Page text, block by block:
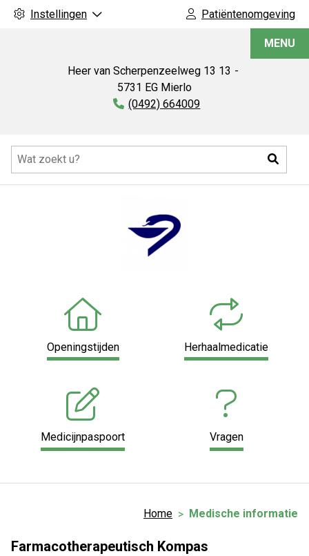
Instellingen Patiëntenomgeving
Heer van Scherpenzeelweg 13 13
5731 EG Mierlo
Tel:
(0492) 664009
MENU
Openingstijden Herhaalmedicatie
Medicijnpaspoort Vragen
Home Medische informatie
Farmacotherapeutisch Kompas